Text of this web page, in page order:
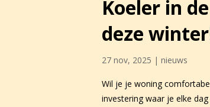
Koeler in
deze
27 nov, 2025 | nieuws
Wil je je woning
investering waar je elke